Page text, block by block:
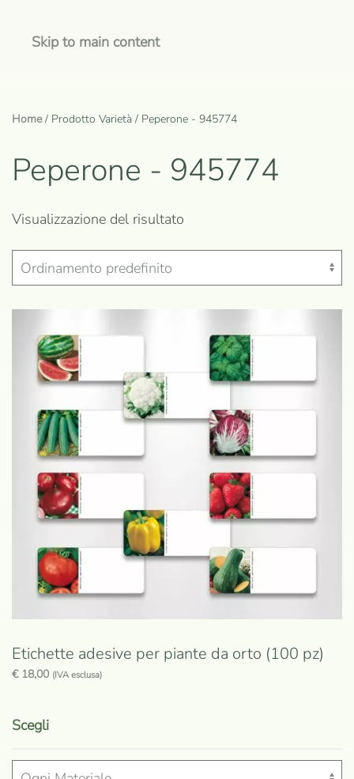
Skip to main content
Home/ Prodotto Varietà / Peperone - 945774
Peperone - 945774
Visualizzazione del risultato
Etichette adesive per piante da orto (100 pz)
€18,00 (IVA esclusa)
Scegliprodotto
più